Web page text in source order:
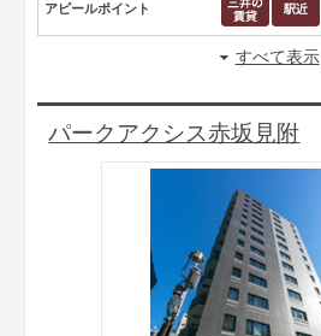
アピールポイント
すべて表示
パークアクシス赤坂見附